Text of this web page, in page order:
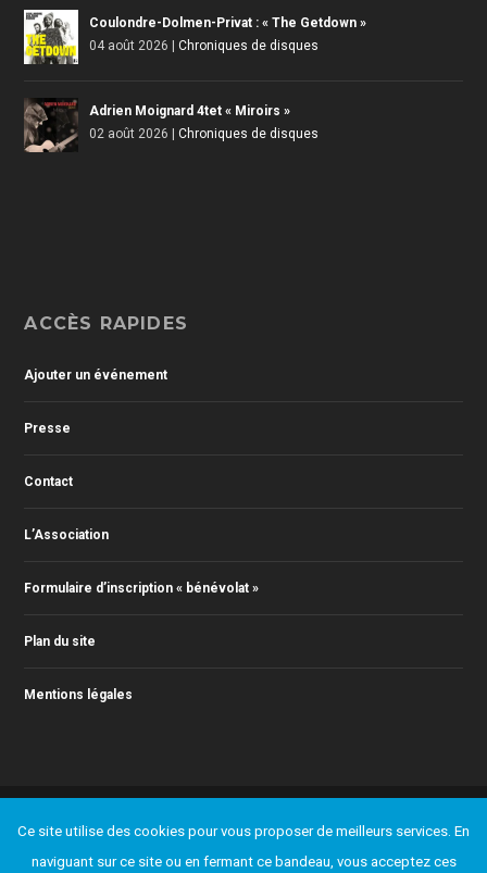
Coulondre-Dolmen-Privat : « The Getdown »
04 août 2026
|Chroniques de disques
Adrien Moignard 4tet « Miroirs »
02 août 2026
|Chroniques de disques
ACCÈS RAPIDES
Ajouter un événement
Presse
Contact
L’Association
Formulaire d’inscription « bénévolat »
Plan du site
Mentions légales
RONTEY ( webmaster@actionjazz.fr )
Ajouter un événement
Presse Contact L’Association
Ce site utilise des cookies pour vous proposer de meilleurs services. En
naviguant sur ce site ou en fermant ce bandeau, vous acceptez ces